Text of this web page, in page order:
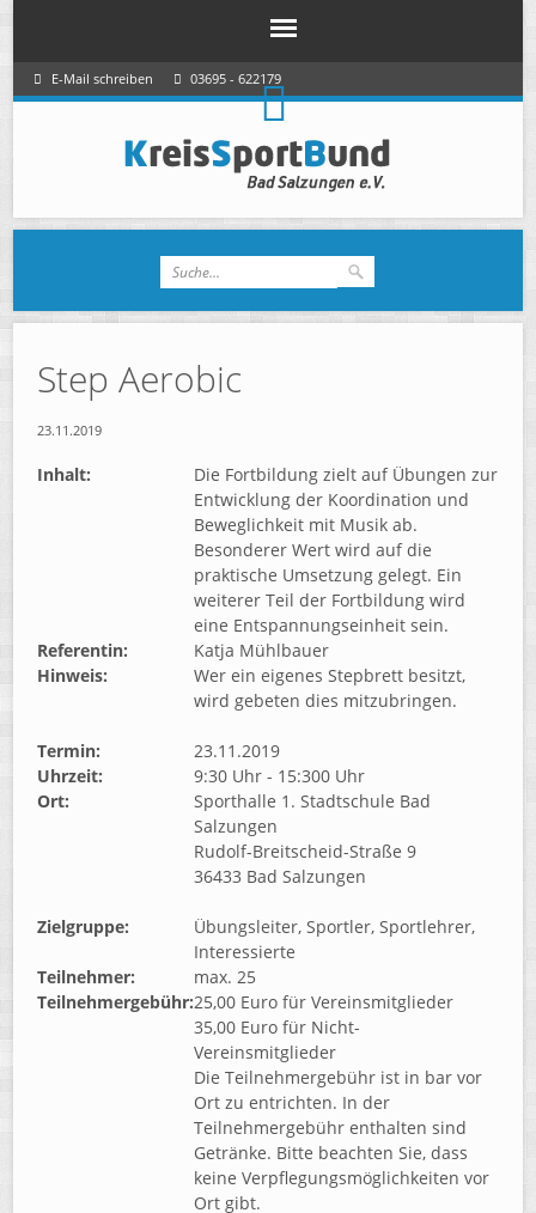
E-Mail schreiben 03695 - 622179
Step Aerobic
23.11.2019
Inhalt:
Die Fortbildung zielt auf Übungen zur
Entwicklung der Koordination und
Beweglichkeit mit Musik ab.
Besonderer Wert wird auf die
praktische Umsetzung gelegt. Ein
weiterer Teil der Fortbildung wird
eine Entspannungseinheit sein.
Referentin:
Katja Mühlbauer
Hinweis:
Wer ein eigenes Stepbrett besitzt,
wird gebeten dies mitzubringen.
Termin:
23.11.2019
Uhrzeit:
9:30 Uhr - 15:300 Uhr
Ort:
Sporthalle 1. Stadtschule Bad
Salzungen
Rudolf-Breitscheid-Straße 9
36433 Bad Salzungen
Zielgruppe:
Übungsleiter, Sportler, Sportlehrer,
Interessierte
Teilnehmer:
max. 25
Teilnehmergebühr:25,00 Euro für Vereinsmitglieder
35,00 Euro für Nicht-
Vereinsmitglieder
Die Teilnehmergebühr ist in bar vor
Ort zu entrichten. In der
Teilnehmergebühr enthalten sind
Getränke. Bitte beachten Sie, dass
keine Verpflegungsmöglichkeiten vor
Ort gibt.